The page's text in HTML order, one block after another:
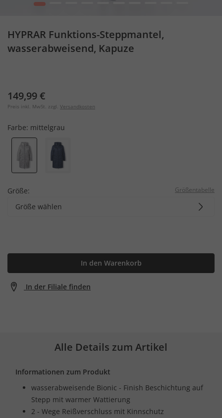
1
HYPRAR Funktions-Steppmantel,
wasserabweisend, Kapuze
149,99 €
Preis inkl. MwSt. zzgl. Versandkosten
Farbe: mittelgrau
Größe: Größentabelle
Größe wählen
In den Warenkorb
In der Filiale finden
Alle Details zum Artikel
Informationen zum Produkt
wasserabweisende Bionic - Finish Beschichtung auf
Stepp mit warmer Wattierung
2 - Wege Reißverschluss mit Kinnschutz